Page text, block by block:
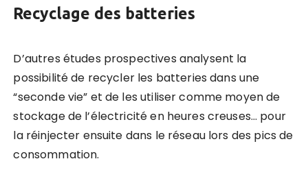
Recyclage des batteries
D’autres études prospectives analysent la
possibilité de recycler les batteries dans une
“seconde vie” et de les utiliser comme moyen de
stockage de l’électricité en heures creuses… pour
la réinjecter ensuite dans le réseau lors des pics de
consommation.